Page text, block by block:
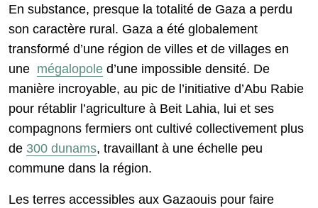
En substance, presque la totalité de Gaza a perdu
son caractère rural. Gaza a été globalement
transformé d’une région de villes et de villages en
une mégalopole d’une impossible densité. De
manière incroyable, au pic de l’initiative d’Abu Rabie
pour rétablir l’agriculture à Beit Lahia, lui et ses
compagnons fermiers ont cultivé collectivement plus
de 300 dunams, travaillant à une échelle peu
commune dans la région.
Les terres accessibles aux Gazaouis pour faire